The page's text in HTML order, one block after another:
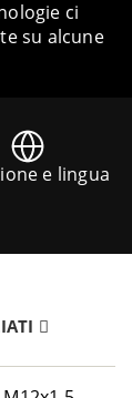
ci
su alcune
e lingua